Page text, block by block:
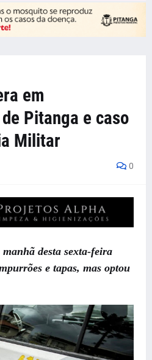
em
Pitanga e caso
Militar
0
desta sexta-feira
e tapas, mas optou